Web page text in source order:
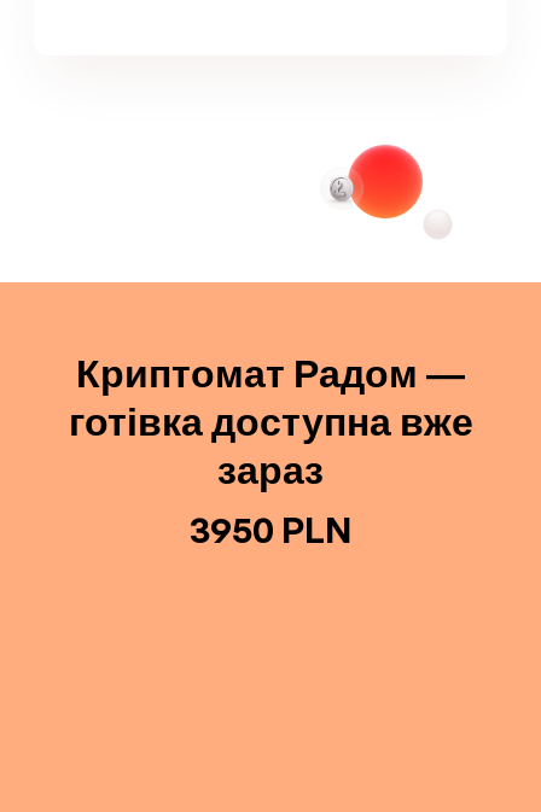
Криптомат Радом —
готівка доступна вже
зараз
3950 PLN